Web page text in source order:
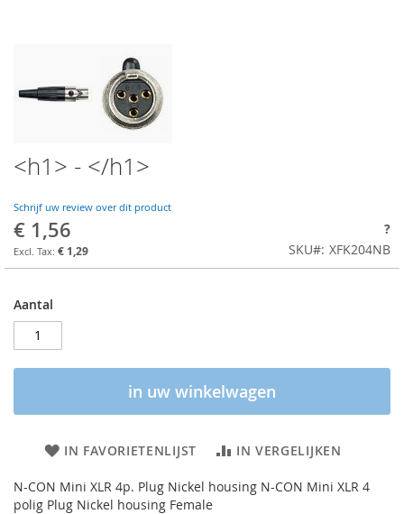
<h1> - </h1>
Schrijf uw review over dit product
€ 1,56
€ 1,29
?
SKU
XFK204NB
Aantal
in uw winkelwagen
IN FAVORIETENLIJST IN VERGELIJKEN
N-CON Mini XLR 4p. Plug Nickel housing N-CON Mini XLR 4
polig Plug Nickel housing Female